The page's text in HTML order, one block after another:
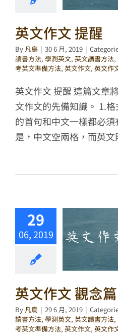
英文作文 提醒
By 凡鳥 | 30 6 月, 2019 |
讀書方法, 學測英文, 英文讀書方法,
考英文準備方法, 英文作文, 英文作
英文作文 提醒 這篇文章
文作文的先備知識。 1.
的首句和中文一樣都必
是，中文空兩格，而英
29
06, 2019
英文作文 觀念篇
By 凡鳥 | 29 6 月, 2019 |
讀書方法, 學測英文, 英文讀書方法,
考英文準備方法, 英文作文, 英文作